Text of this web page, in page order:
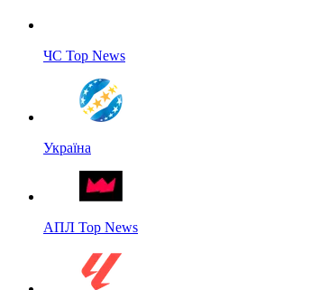
ЧС Top News
Україна
АПЛ Top News